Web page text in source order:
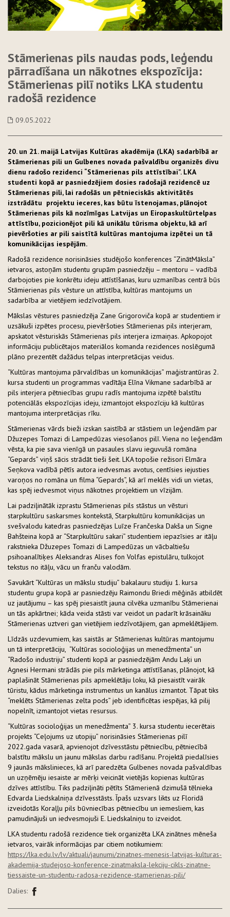
Stāmerienas pils naudas pods, leģendu
pārradīšana un nākotnes ekspozīcija:
Stāmerienas pilī notiks LKA studentu
radošā rezidence
09.05.2022
20. un 21. maijā Latvijas Kultūras akadēmija (LKA) sadarbībā ar
Stāmerienas pili un Gulbenes novada pašvaldību organizēs divu
dienu radošo rezidenci “Stāmerienas pils attīstībai”. LKA
studenti kopā ar pasniedzējiem dosies radošajā rezidencē uz
Stāmerienas pili, lai radošās un pētnieciskās aktivitātēs
izstrādātu projektu ieceres, kas būtu īstenojamas, plānojot
Stāmerienas pils kā nozīmīgas Latvijas un Eiropaskultūrtelpas
attīstību, pozicionējot pili kā unikālu tūrisma objektu, kā arī
pievēršoties ar pili saistītā kultūras mantojuma izpētei un tā
komunikācijas iespējām.
Radošā rezidence norisināsies studējošo konferences “ZinātMāksla”
ietvaros, astoņām studentu grupām pasniedzēju – mentoru – vadībā
darbojoties pie konkrētu ideju attīstīšanas, kuru uzmanības centrā būs
Stāmierienas pils vēsture un attīstība, kultūras mantojums un
sadarbība ar vietējiem iedzīvotājiem.
Mākslas vēstures pasniedzēja Zane Grigoroviča kopā ar studentiem ir
uzsākuši izpētes procesu, pievēršoties Stāmerienas pils interjeram,
apskatot vēsturiskās Stāmerienas pils interjera izmaiņas. Apkopojot
informāciju publicētajos materiālos komanda rezidences noslēgumā
plāno prezentēt dažādus telpas interpretācijas veidus.
“Kultūras mantojuma pārvaldības un komunikācijas” maģistrantūras 2.
kursa studenti un programmas vadītāja Elīna Vikmane sadarbībā ar
pils interjera pētniecības grupu radīs mantojuma izpētē balstītu
potenciālās ekspozīcijas ideju, izmantojot ekspozīciju kā kultūras
mantojuma interpretācijas rīku.
Stāmerienas vārds bieži izskan saistībā ar stāstiem un leģendām par
Džuzepes Tomazi di Lampedūzas viesošanos pilī. Viena no leģendām
vēsta, ka pie sava vienīgā un pasaules slavu ieguvušā romāna
“Gepards” viņš sācis strādāt tieši šeit. LKA topošie režisori Elmāra
Seņkova vadībā pētīs autora iedvesmas avotus, centīsies iejusties
varoņos no romāna un filma “Gepards”, kā arī meklēs vidi un vietas,
kas spēj iedvesmot viņus nākotnes projektiem un vīzijām.
Lai padziļinātāk izprastu Stāmerienas pils stāstus un vēsturi
starpkultūru saskarsmes kontekstā, Starpkultūru komunikācijas un
svešvalodu katedras pasniedzējas Luīze Frančeska Dakša un Signe
Bahšteina kopā ar “Starpkultūru sakari” studentiem iepazīsies ar itāļu
rakstnieka Džuzepes Tomazi di Lampedūzas un vācbaltiešu
psihoanalītiķes Aleksandras Alises fon Volfas epistulāru, tulkojot
tekstus no itāļu, vācu un franču valodām.
Savukārt “Kultūras un mākslu studiju” bakalauru studiju 1. kursa
studentu grupa kopā ar pasniedzēju Raimondu Briedi mēģinās atbildēt
uz jautājumu – kas spēj piesaistīt jauna cilvēka uzmanību Stāmerienai
un tās apkārtnei; kāda veida stāsti var veidot un padarīt krāsaināku
Stāmerienas uztveri gan vietējiem iedzīvotājiem, gan apmeklētājiem.
Līdzās uzdevumiem, kas saistās ar Stāmerienas kultūras mantojumu
un tā interpretāciju, “Kultūras socioloģijas un menedžmenta” un
“Radošo industriju” studenti kopā ar pasniedzējām Andu Laķi un
Agnesi Hermani strādās pie pils mārketinga attīstīšanas, plānojot, kā
paplašināt Stāmerienas pils apmeklētāju loku, kā piesaistīt vairāk
tūristu, kādus mārketinga instrumentus un kanālus izmantot. Tāpat tiks
“meklēts Stāmerienas zelta pods” jeb identificētas iespējas, kā pilij
nopelnīt, izmantojot vietas resursus.
“Kultūras socioloģijas un menedžmenta” 3. kursa studentu iecerētais
projekts “Ceļojums uz utopiju” norisināsies Stāmerienas pilī
2022.gada vasarā, apvienojot dzīvesstāstu pētniecību, pētniecībā
balstītu mākslu un jaunu mākslas darbu radīšanu. Projektā piedalīsies
9 jaunās mākslinieces, kā arī paredzēta Gulbenes novada pašvaldības
un uzņēmēju iesaiste ar mērķi veicināt vietējās kopienas kultūras
dzīves attīstību. Tiks padziļināti pētīts Stāmerienā dzimušā tēlnieka
Edvarda Liedskalniņa dzīvesstāsts. Īpašs uzsvars likts uz Floridā
izveidotās Koraļļu pils būvniecības pētniecību un iemesliem, kas
pamudinājuši un iedvesmojuši E. Liedskalniņu to izveidot.
LKA studentu radošā rezidence tiek organizēta LKA zinātnes mēneša
ietvaros, vairāk informācijas par citiem notikumiem:
https://lka.edu.lv/lv/aktuali/jaunumi/zinatnes-menesis-latvijas-kulturas-
akademija-studejoso-konference-zinatmaksla-lekciju-cikls-zinatne-
tiessaiste-un-studentu-radosa-rezidence-stamerienas-pili/
Dalies: